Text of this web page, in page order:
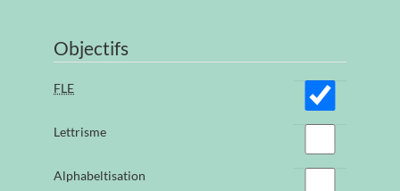
Objectifs
FLE
Lettrisme
Alphabeltisation